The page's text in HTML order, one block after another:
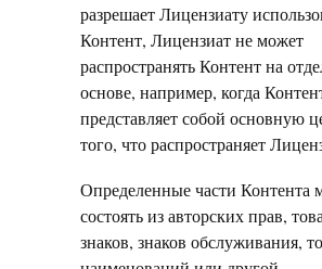
разрешает Лицензиату
Контент, Лицензиат не может
распространять Контент на
основе, например, когда
представляет собой основную
того, что распространяет
Определенные части Контента
состоять из авторских прав,
знаков, знаков обслуживания,